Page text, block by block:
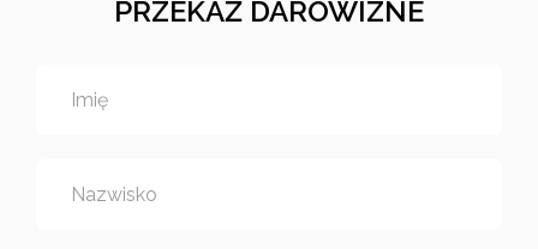
PRZEKAŻ DAROWIZNE
Imię
Nazwisko